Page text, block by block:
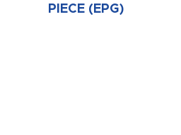
PIECE (EPG)